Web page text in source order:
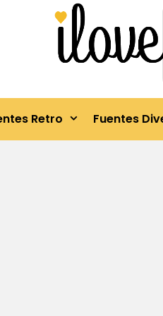
Retro Fuentes